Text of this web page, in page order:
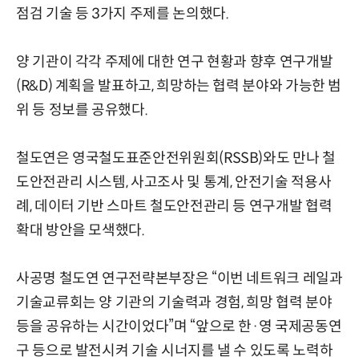
점검 기술 등 3가지 주제를 논의했다.
양 기관이 각각 주제에 대한 연구 현황과 향후 연구개발
(R&D) 계획을 발표하고, 희망하는 협력 분야와 가능한 범
위 등 정보를 공유했다.
철도연은 영국철도표준안전위원회(RSSB)와도 만나 철
도안전관리 시스템, 사고조사 및 통계, 안전기술 적용사
례, 데이터 기반 스마트 철도안전관리 등 연구개발 협력
확대 방안을 모색했다.
사공명 철도연 연구전략본부장은 “이번 네트워크 레일과
기술교류회는 양 기관의 기술력과 경험, 희망 협력 분야
등을 공유하는 시간이었다”며 “앞으로 한·영 국제공동연
구 등으로 발전시켜 기술 시너지를 낼 수 있도록 노력하